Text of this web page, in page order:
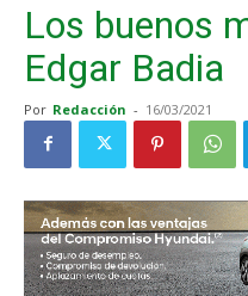
Los buenos
Edgar Badia
Por Redacción - 16/03/2021